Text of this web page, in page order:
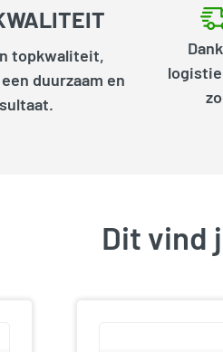
topkwaliteit,
duurzaam en
Dit vind